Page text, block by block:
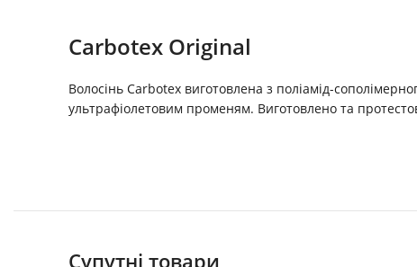
Carbotex Original
Волосінь Carbotex виготовлена з поліамід-
ультрафіолетовим променям. Виготовлено та
Супутні товари